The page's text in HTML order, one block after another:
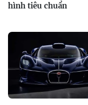
hình tiêu chuẩn